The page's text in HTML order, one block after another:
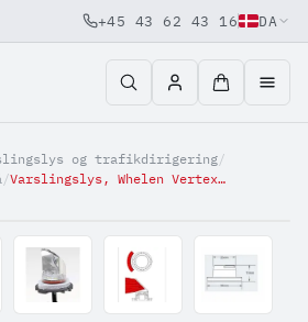
content
+45 43 62 43 16 DA
og trafikdirigering/
/ Varslingslys, Whelen Vertex, flad linse, 12 V, blå, SAE